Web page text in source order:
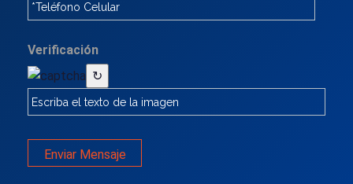
Verificación
↻
Enviar Mensaje